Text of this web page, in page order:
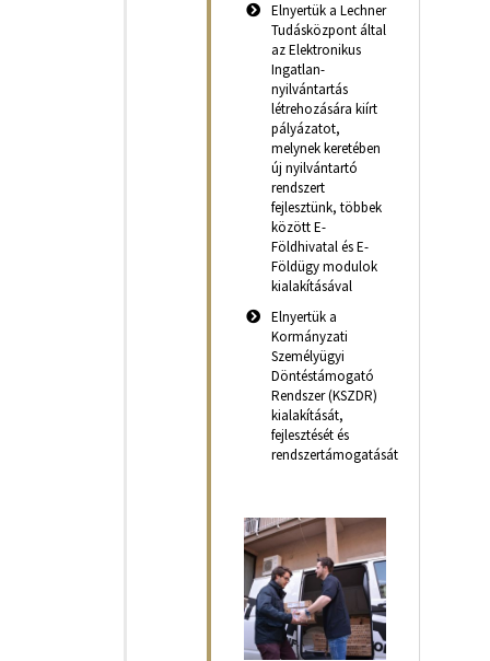
Elnyertük a Lechner
Tudásközpont által
az Elektronikus
Ingatlan-
nyilvántartás
létrehozására kiírt
pályázatot,
melynek keretében
új nyilvántartó
rendszert
fejlesztünk, többek
között E-
Földhivatal és E-
Földügy modulok
kialakításával
Elnyertük a
Kormányzati
Személyügyi
Döntéstámogató
Rendszer (KSZDR)
kialakítását,
fejlesztését és
rendszertámogatását